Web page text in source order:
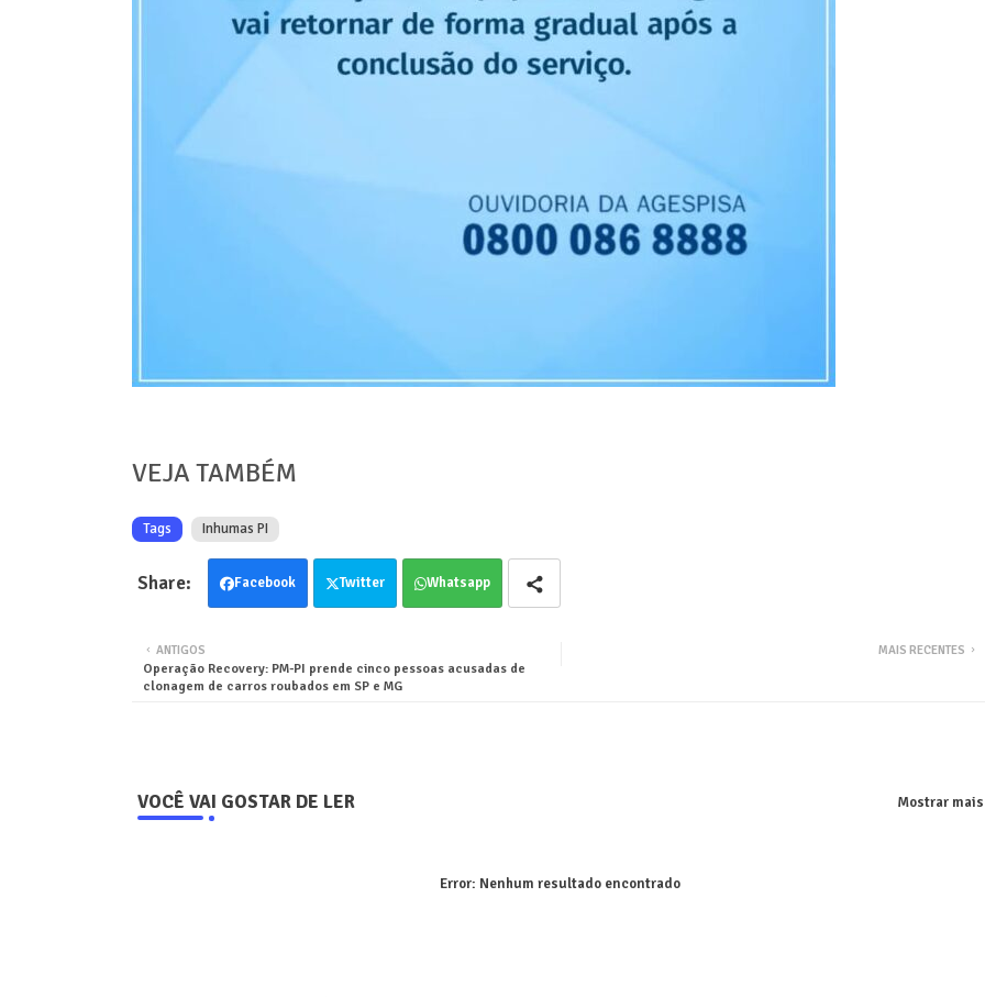
VEJA TAMBÉM
Tags Inhumas PI
Facebook Twitter Whatsapp
MAIS RECENTES
ANTIGOS
Operação Recovery: PM-PI prende cinco pessoas acusadas de
clonagem de carros roubados em SP e MG
VOCÊ VAI GOSTAR DE LER Mostrar mais
Error: Nenhum resultado encontrado